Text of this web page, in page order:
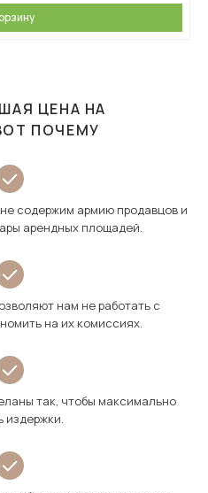
ЦЕНА НА
ПОЧЕМУ
содержим армию продавцов и
арендных площадей.
нам не работать с
на их комиссиях.
так, чтобы максимально
издержки.